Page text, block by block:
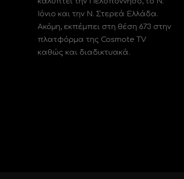
Ιόνιο και την Ν. Στερεά Ελλάδα.
Ακόμη, εκπέμπει στη θέση 673 στην
πλατφόρμα της Cosmote TV
καθώς και διαδικτυακά.